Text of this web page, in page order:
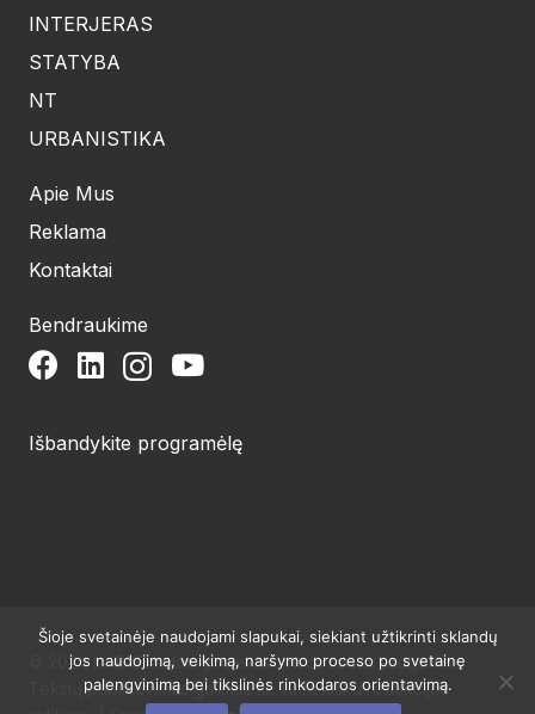
INTERJERAS
STATYBA
NT
URBANISTIKA
Apie Mus
Reklama
Kontaktai
Bendraukime
Išbandykite programėlę
© 2024 UAB Structum projektai. Visos teisės saugomos.
Tekstų publikavimas galimas tik su raštišku redakcijos
Šioje svetainėje naudojami slapukai, siekiant užtikrinti sklandų
jos naudojimą, veikimą, naršymo proceso po svetainę
palengvinimą bei tikslinės rinkodaros orientavimą.